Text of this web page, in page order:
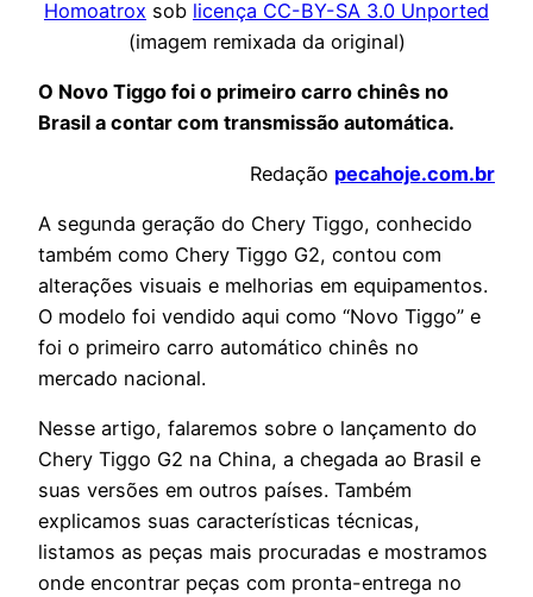
Homoatrox sob licença CC-BY-SA 3.0 Unported
(imagem remixada da original)
O Novo Tiggo foi o primeiro carro chinês no
Brasil a contar com transmissão automática.
Redação pecahoje.com.br
A segunda geração do Chery Tiggo, conhecido
também como Chery Tiggo G2, contou com
alterações visuais e melhorias em equipamentos.
O modelo foi vendido aqui como “Novo Tiggo” e
foi o primeiro carro automático chinês no
mercado nacional.
Nesse artigo, falaremos sobre o lançamento do
Chery Tiggo G2 na China, a chegada ao Brasil e
suas versões em outros países. Também
explicamos suas características técnicas,
listamos as peças mais procuradas e mostramos
onde encontrar peças com pronta-entrega no